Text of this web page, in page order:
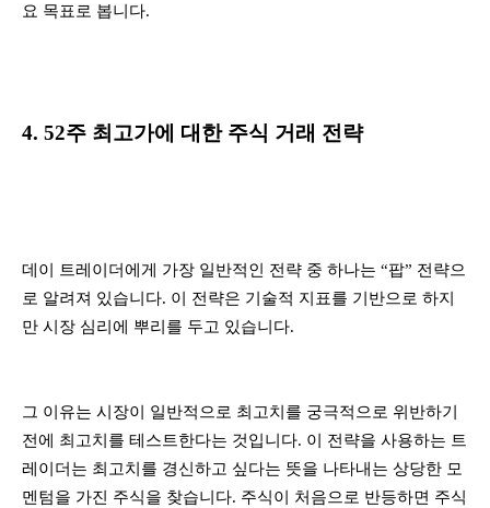
요 목표로 봅니다.
4. 52주 최고가에 대한 주식 거래 전략
데이 트레이더에게 가장 일반적인 전략 중 하나는 “팝” 전략으
로 알려져 있습니다. 이 전략은 기술적 지표를 기반으로 하지
만 시장 심리에 뿌리를 두고 있습니다.
그 이유는 시장이 일반적으로 최고치를 궁극적으로 위반하기
전에 최고치를 테스트한다는 것입니다. 이 전략을 사용하는 트
레이더는 최고치를 경신하고 싶다는 뜻을 나타내는 상당한 모
멘텀을 가진 주식을 찾습니다. 주식이 처음으로 반등하면 주식